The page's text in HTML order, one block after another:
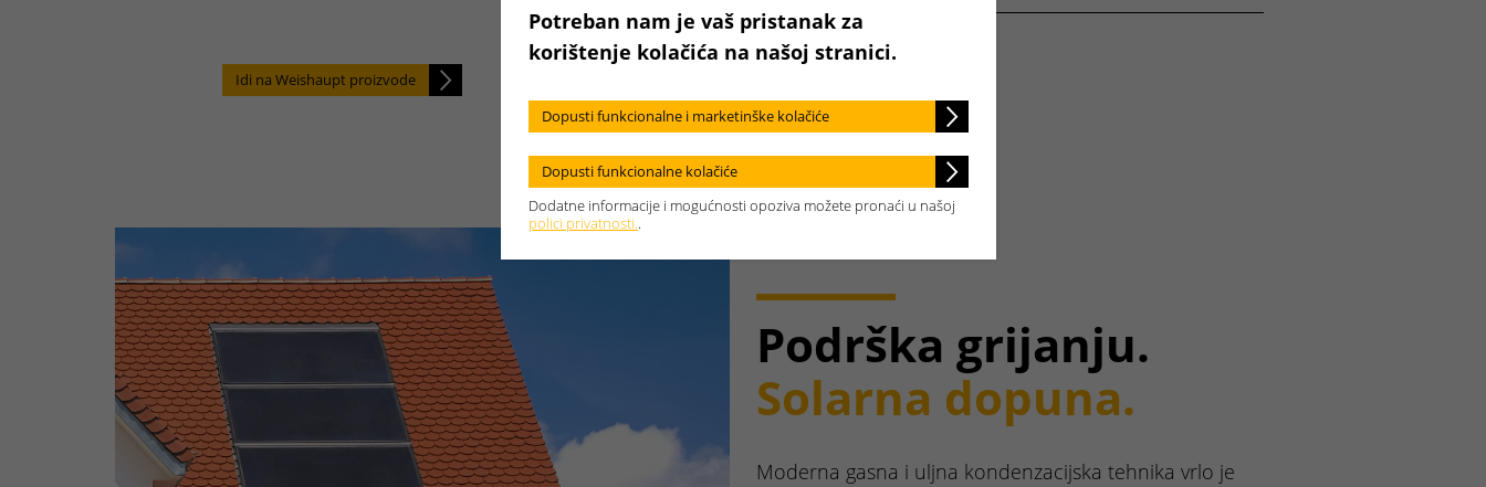
Idi na Weishaupt proizvode
Podrška grijanju.
Solarna dopuna.
Moderna gasna i uljna kondenzacijska tehnika vrlo je
Potreban nam je vaš pristanak za
korištenje kolačića na našoj stranici.
Dopusti funkcionalne i marketinške kolačiće
Dopusti funkcionalne kolačiće
Dodatne informacije i mogućnosti opoziva možete pronaći u našoj
polici privatnosti..